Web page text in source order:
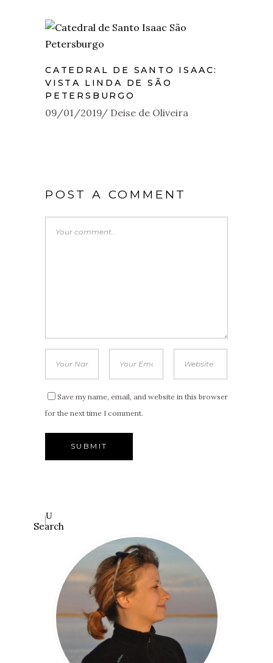
CATEDRAL DE SANTO ISAAC:
VISTA LINDA DE SÃO
PETERSBURGO
09/01/2019 Deise de Oliveira
POST A COMMENT
Save my name, email, and website in this browser
for the next time I comment.
Search